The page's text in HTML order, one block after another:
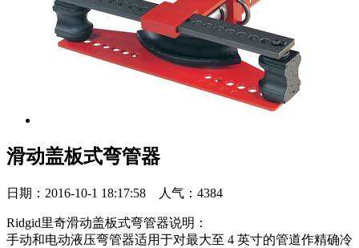
滑动盖板式弯管器
日期：2016-10-1 18:17:58 人气：4384
Ridgid里奇滑动盖板式弯管器说明：
手动和电动液压弯管器适用于对最大至 4 英寸的管道作精确冷